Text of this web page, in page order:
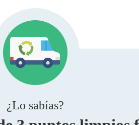
¿Lo sabías?